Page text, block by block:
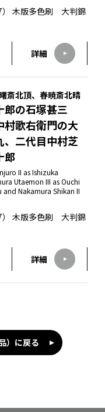
） 木版多色刷 大判錦
詳細
斎北頂、春暁斎北晴
郎の石塚甚三
村歌右衛門の大
、二代目中村芝
郎
II as Ishizuka
Utaemon III as Ouchi
and Nakamura Shikan II
） 木版多色刷 大判錦
詳細
）に戻る